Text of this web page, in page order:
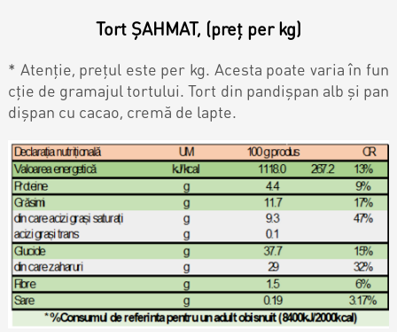
Umpluturi
Candy Bar
Macarons personalizat
CakePops personalizat
Cupcake personalizat
Desert
Macarons
Croissants & muffins
Tort ȘAHMAT, (preț per kg)
* Atenție, prețul este per kg. Acesta poate varia în fun
cție de gramajul tortului. Tort din pandișpan alb și pan
dișpan cu cacao, cremă de lapte.